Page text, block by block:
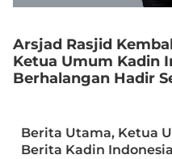
Arsjad Rasjid
Ketua Umum Kadin
Berhalangan Hadir
Berita Utama, Ketua
Berita Kadin Indonesia